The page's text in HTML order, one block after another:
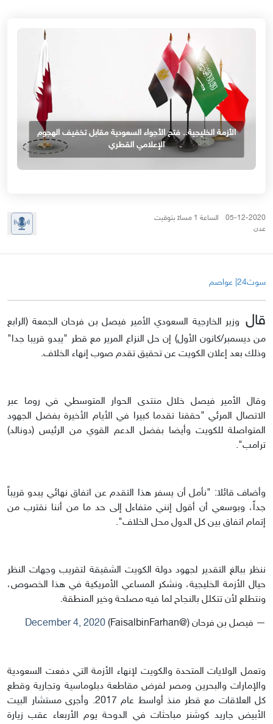
الأزمة الخليجية.. فتح الأجواء السعودية مقابل تخفيف الهجوم
الإعلامي القطري
05-12-2020 الساعة 1 مساءً بتوقيت
عدن
سوث24| عواصم
قال وزير الخارجية السعودي الأمير فيصل بن فرحان الجمعة (الرابع
من ديسمبر/كانون الأول) إن حل النزاع المرير مع قطر "يبدو قريبا جدا"
وذلك بعد إعلان الكويت عن تحقيق تقدم صوب إنهاء الخلاف.
وقال الأمير فيصل خلال منتدى الحوار المتوسطي في روما عبر
الاتصال المرئي "حققنا تقدما كبيرا في الأيام الأخيرة بفضل الجهود
المتواصلة للكويت وأيضا بفضل الدعم القوي من الرئيس (دونالد)
ترامب".
وأضاف قائلا: "نأمل أن يسفر هذا التقدم عن اتفاق نهائي يبدو قريباً
جداً، وبوسعي أن أقول إنني متفاءل إلى حد ما من أننا نقترب من
إتمام اتفاق بين كل الدول محل الخلاف".
ننظر ببالغ التقدير لجهود دولة الكويت الشقيقة لتقريب وجهات النظر
حيال الأزمة الخليجية، ونشكر المساعي الأمريكية في هذا الخصوص،
ونتطلع لأن تتكلل بالنجاح لما فيه مصلحة وخير المنطقة.
— فيصل بن فرحان (@FaisalbinFarhan) December 4, 2020
وتعمل الولايات المتحدة والكويت لإنهاء الأزمة التي دفعت السعودية
والإمارات والبحرين ومصر لفرض مقاطعة دبلوماسية وتجارية وقطع
كل العلاقات مع قطر منذ أواسط عام 2017. وأجرى مستشار البيت
الأبيض جاريد كوشنر مباحثات في الدوحة يوم الأربعاء عقب زيارة